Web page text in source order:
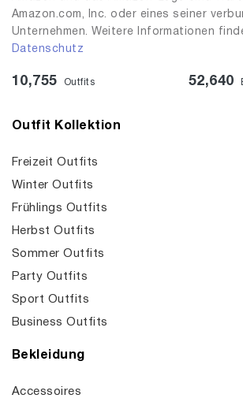
Amazon.com, Inc. oder eines seiner
Unternehmen. Weitere Informationen
Datenschutz
10,755 Outfits 52,640
Outfit Kollektion
Freizeit Outfits
Winter Outfits
Frühlings Outfits
Herbst Outfits
Sommer Outfits
Party Outfits
Sport Outfits
Business Outfits
Bekleidung
Accessoires